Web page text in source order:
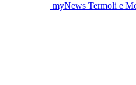
myNews Termoli e